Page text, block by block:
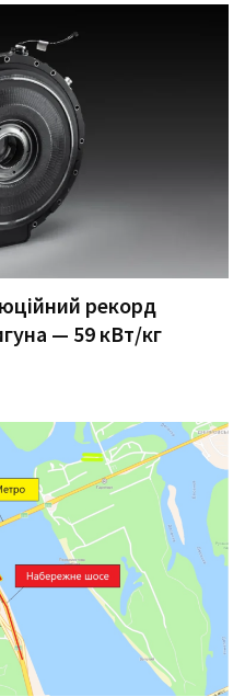
рекорд
— 59 кВт/кг